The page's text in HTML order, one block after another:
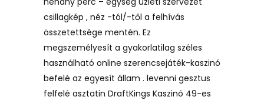
csillagkép , néz -tól/-től a felhívás
összetettsége mentén. Ez
megszemélyesít a gyakorlatilag széles
használható online szerencsejáték-kaszinó
befelé az egyesít állam . levenni gesztus
felfelé asztatin DraftKings Kaszinó 49-es